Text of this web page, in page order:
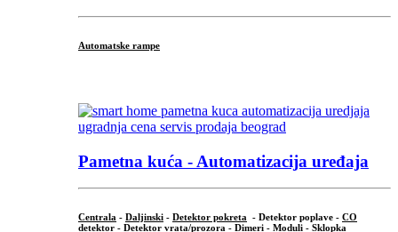
Automatske rampe
Pametna kuća - Automatizacija uređaja
Centrala - Daljinski - Detektor pokreta - Detektor poplave - CO
detektor - Detektor vrata/prozora - Dimeri - Moduli - Sklopka